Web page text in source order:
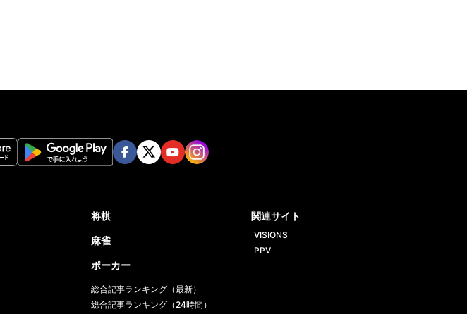
将棋
麻雀
ポーカー
総合記事ランキング（最新）
総合記事ランキング（24時間）
関連サイト
VISIONS
PPV